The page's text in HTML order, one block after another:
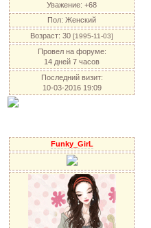
Уважение: +68
Пол: Женский
Возраст: 30 [1995-11-03]
Провел на форуме:
14 дней 7 часов
Последний визит:
10-03-2016 19:09
Funky_GirL